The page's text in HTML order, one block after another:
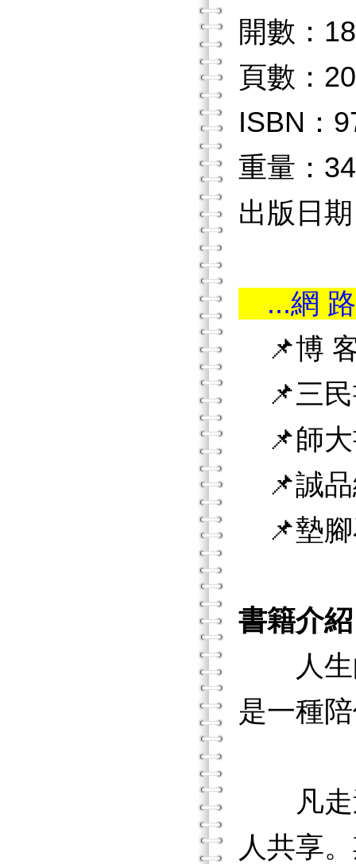
開數：18
頁數：
ISBN：
重量：
出版日
...網
📌博
📌三民
📌師大
📌誠品
📌墊腳
書籍介紹
人生的
是一種
凡走過
人共享